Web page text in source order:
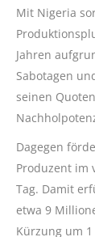
Mit Nigeria
Jahren
Sabotagen
seinen
Dagegen
Produzent im
Tag. Damit
etwa 9
Kürzung um